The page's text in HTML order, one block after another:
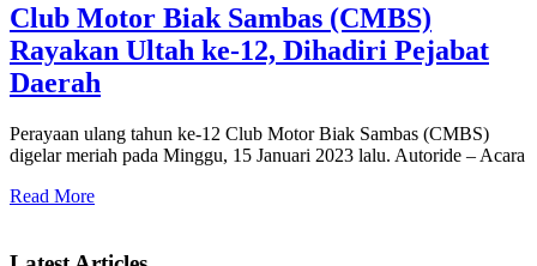
Club Motor Biak Sambas (CMBS)
Rayakan Ultah ke-12, Dihadiri Pejabat
Daerah
Perayaan ulang tahun ke-12 Club Motor Biak Sambas (CMBS)
digelar meriah pada Minggu, 15 Januari 2023 lalu. Autoride – Acara
Read More